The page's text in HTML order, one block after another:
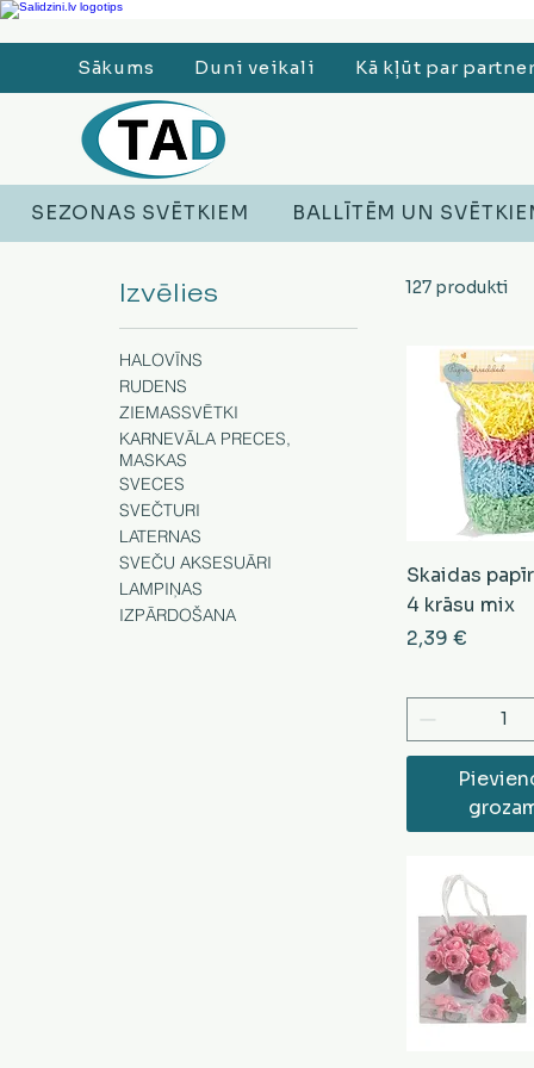
Ledusskapji, Sadzīves tehnika, Smaržas, Operatīvā atmiņa, Putekļu sūcēji,
Sākums Duni veikali Kā kļūt par
SEZONAS SVĒTKIEM BALLĪTĒM UN
Izvēlies
HALOVĪNS
RUDENS
ZIEMASSVĒTKI
KARNEVĀLA PRECES,
MASKAS
SVECES
SVEČTURI
LATERNAS
SVEČU AKSESUĀRI
LAMPIŅAS
IZPĀRDOŠANA
127 produkti
Skaidas
4 krāsu mix
Cena
2,39 €